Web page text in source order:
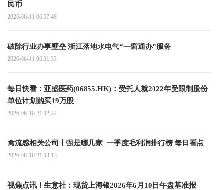
民币
2026-06-11 06:07:48
破除行业办事壁垒 浙江落地水电气“一窗通办”服务
2026-06-11 06:01:33
每日快看：亚盛医药(06855.HK)：受托人就2022年受限制股份
单位计划购买19万股
2026-06-10 21:02:22
禽流感相关公司十强是哪几家_一季度毛利润排行榜 每日看点
2026-06-10 21:03:13
视焦点讯！生意社：现货上海银2026年6月10日午盘基准报